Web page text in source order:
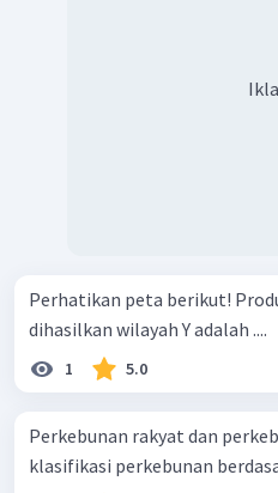
Perhatikan peta berikut! Produk perkebunan yang
dihasilkan wilayah Y adalah ....
1 5.0
Perkebunan rakyat dan
klasifikasi perkebunan